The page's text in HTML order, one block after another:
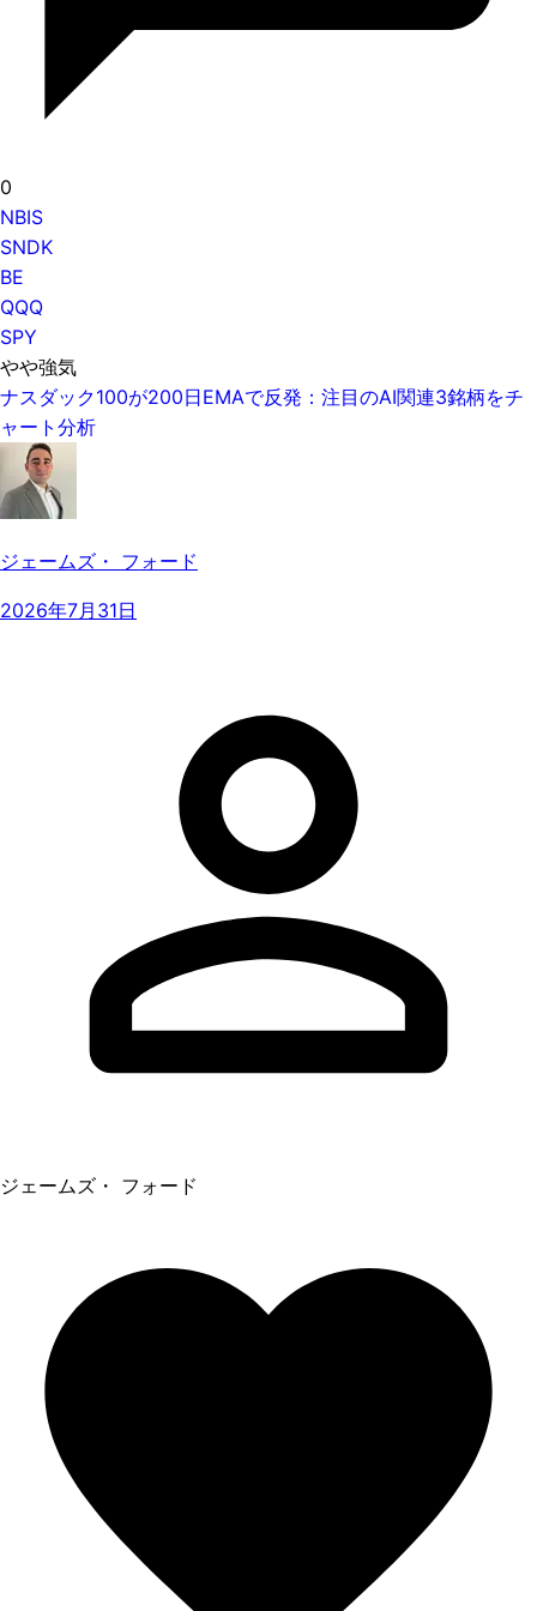
0
NBIS
SNDK
BE
QQQ
SPY
やや強気
ナスダック100が200日EMAで反発：注目のAI関連3銘柄をチ
ャート分析
ジェームズ・ フォード
2026年7月31日
ジェームズ・ フォード